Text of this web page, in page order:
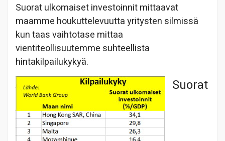
Suorat ulkomaiset investoinnit mittaavat
maamme houkuttelevuutta yritysten silmissä
kun taas vaihtotase mittaa
vientiteollisuutemme suhteellista
hintakilpailukykyä.
Suorat